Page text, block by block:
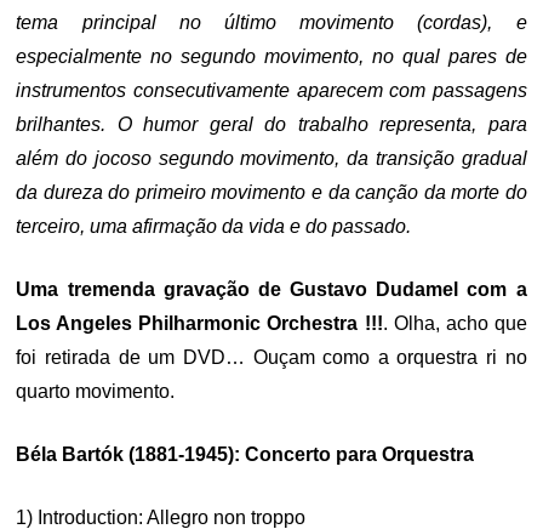
tema principal no último movimento (cordas), e
especialmente no segundo movimento, no qual pares de
instrumentos consecutivamente aparecem com passagens
brilhantes. O humor geral do trabalho representa, para
além do jocoso segundo movimento, da transição gradual
da dureza do primeiro movimento e da canção da morte do
terceiro, uma afirmação da vida e do passado.
Uma tremenda gravação de Gustavo Dudamel com a
Los Angeles Philharmonic Orchestra !!!. Olha, acho que
foi retirada de um DVD… Ouçam como a orquestra ri no
quarto movimento.
Béla Bartók (1881-1945): Concerto para Orquestra
1) Introduction: Allegro non troppo